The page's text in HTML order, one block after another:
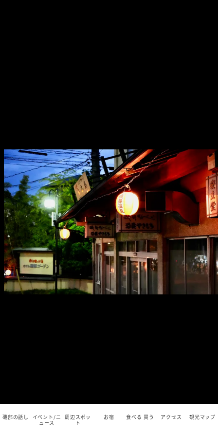
磯部の話し
イベント/ニ
ュース
周辺スポッ
ト
お宿 食べる 買う アクセス 観光マップ